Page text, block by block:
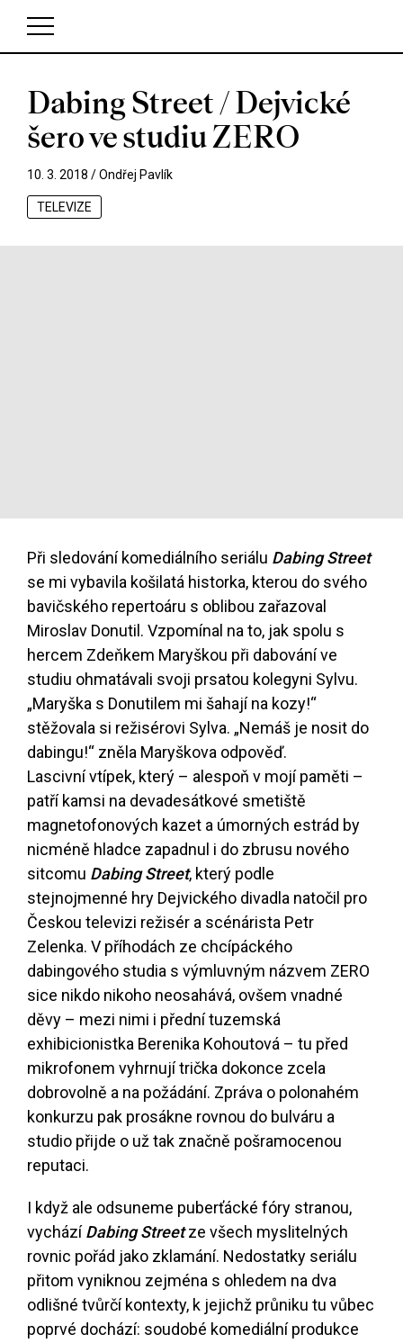
V košíku zatím nemáte žádné položky.
Dabing Street / Dejvické
šero ve studiu ZERO
10. 3. 2018 /Ondřej Pavlík
TELEVIZE
Při sledování komediálního seriálu Dabing Street
se mi vybavila košilatá historka, kterou do svého
bavičského repertoáru s oblibou zařazoval
Miroslav Donutil. Vzpomínal na to, jak spolu s
hercem Zdeňkem Maryškou při dabování ve
studiu ohmatávali svoji prsatou kolegyni Sylvu.
„Maryška s Donutilem mi šahají na kozy!“
stěžovala si režisérovi Sylva. „Nemáš je nosit do
dabingu!“ zněla Maryškova odpověď.
Lascivní vtípek, který – alespoň v mojí paměti –
patří kamsi na devadesátkové smetiště
magnetofonových kazet a úmorných estrád by
nicméně hladce zapadnul i do zbrusu nového
sitcomu Dabing Street, který podle
stejnojmenné hry Dejvického divadla natočil pro
Českou televizi režisér a scénárista Petr
Zelenka. V příhodách ze chcípáckého
dabingového studia s výmluvným názvem ZERO
sice nikdo nikoho neosahává, ovšem vnadné
děvy – mezi nimi i přední tuzemská
exhibicionistka Berenika Kohoutová – tu před
mikrofonem vyhrnují trička dokonce zcela
dobrovolně a na požádání. Zpráva o polonahém
konkurzu pak prosákne rovnou do bulváru a
studio přijde o už tak značně pošramocenou
reputaci.
I když ale odsuneme puberťácké fóry stranou,
vycházíDabing Streetze všech myslitelných
rovnic pořád jako zklamání. Nedostatky seriálu
přitom vyniknou zejména s ohledem na dva
odlišné tvůrčí kontexty, k jejichž průniku tu vůbec
poprvé dochází: soudobé komediální produkce